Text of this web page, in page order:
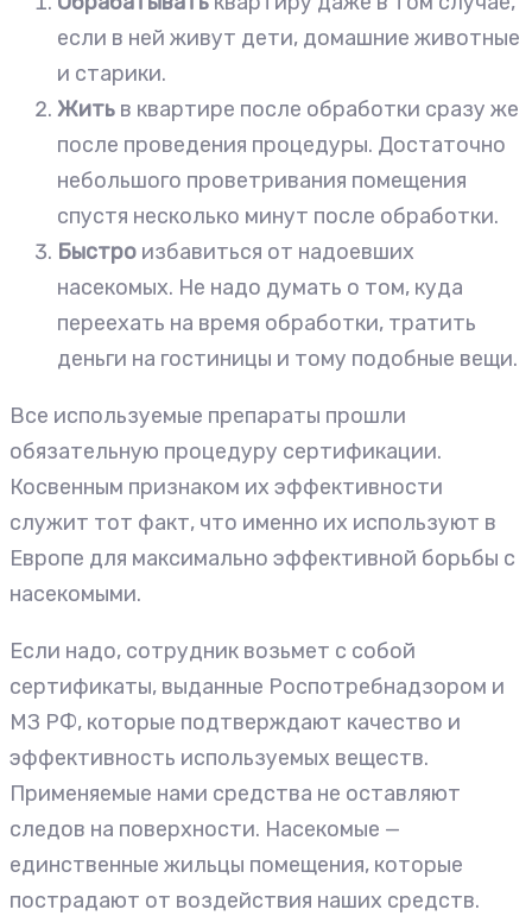
если в ней живут дети, домашние животные
и старики.
Жить в квартире после обработки сразу же
после проведения процедуры. Достаточно
небольшого проветривания помещения
спустя несколько минут после обработки.
Быстро избавиться от надоевших
насекомых. Не надо думать о том, куда
переехать на время обработки, тратить
деньги на гостиницы и тому подобные вещи.
Все используемые препараты прошли
обязательную процедуру сертификации.
Косвенным признаком их эффективности
служит тот факт, что именно их используют в
Европе для максимально эффективной борьбы с
насекомыми.
Если надо, сотрудник возьмет с собой
сертификаты, выданные Роспотребнадзором и
МЗ РФ, которые подтверждают качество и
эффективность используемых веществ.
Применяемые нами средства не оставляют
следов на поверхности. Насекомые —
единственные жильцы помещения, которые
пострадают от воздействия наших средств.